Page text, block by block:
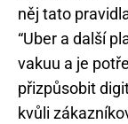
něj tato
“Uber a další
vakuu a je
přizpůsobit
kvůli